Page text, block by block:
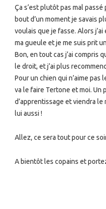
Ça s’est plutôt pas mal
bout d’un moment je savais
voulais que je fasse. Alors
ma gueule et je me suis prit
Bon, en tout cas j’ai compris
le droit, et j’ai plus
Pour un chien qui n’aime pas
va le faire Tertone et moi. Un
d’apprentissage et viendra le
lui aussi !
Allez, ce sera tout pour ce
A bientôt les copains et